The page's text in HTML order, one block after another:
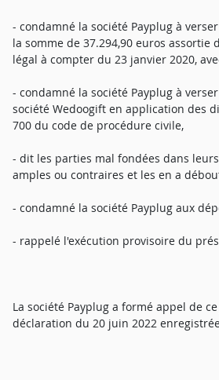
- condamné la société Payplug à
la somme de 37.294,90 euros assortie
légal à compter du 23 janvier 2020,
- condamné la société Payplug à
société Wedoogift en application des
700 du code de procédure civile,
- dit les parties mal fondées dans
amples ou contraires et les en a
- condamné la société Payplug aux
- rappelé l'exécution provisoire du
La société Payplug a formé appel de
déclaration du 20 juin 2022